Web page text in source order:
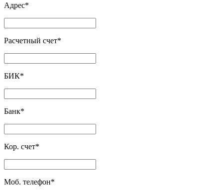
Адрес*
Расчетный счет*
БИК*
Банк*
Кор. счет*
Моб. телефон*